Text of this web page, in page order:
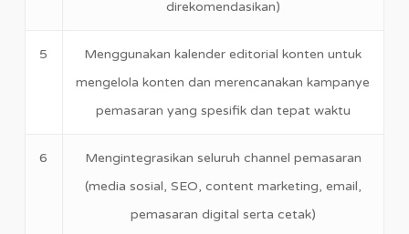
direkomendasikan)
5
Menggunakan kalender editorial konten untuk
mengelola konten dan merencanakan kampanye
pemasaran yang spesifik dan tepat waktu
6
Mengintegrasikan seluruh channel pemasaran
(media sosial, SEO, content marketing, email,
pemasaran digital serta cetak)